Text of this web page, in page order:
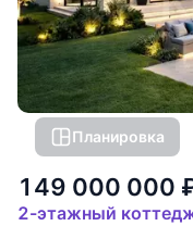
Планировка
149 000 000
2-этажный